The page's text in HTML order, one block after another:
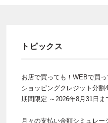
トピックス
お店で買っても！WEBで買
ショッピングクレジット分割
期間限定 ～2026年8月31日ま
月々の支払い金額シミュレー